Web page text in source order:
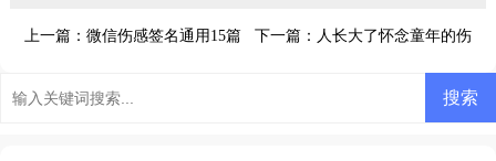
上一篇： 微信伤感签名通用15篇 下一篇： 人长大了怀念童年的伤
感签名